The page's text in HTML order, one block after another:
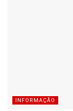
INFORMAÇÃO